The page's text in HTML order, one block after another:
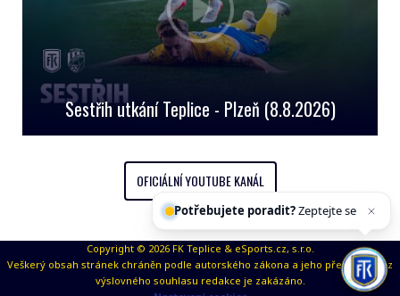
Sestřih utkání Teplice - Plzeň (8.8.2026)
OFICIÁLNÍ YOUTUBE KANÁL
Copyright © 2026 FK Teplice & eSports.cz, s.r.o.
Veškerý obsah stránek chráněn podle autorského zákona a jeho přejímaní bez
výslovného souhlasu redakce je zakázáno.
Potřebujete poradit?Zeptejte se našeh